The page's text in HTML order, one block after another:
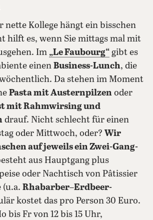
nette Kollege hängt ein bisschen
hilft es, wenn Sie mittags mal mit
Im „Le Faubourg“ gibt es
einen Business-Lunch, die
Da stehen im Moment
Pasta mit Austernpilzen oder
mit Rahmwirsing und
drauf. Nicht schlecht für einen
oder Mittwoch, oder? Wir
auf jeweils ein Zwei-Gang-
aus Hauptgang plus
oder Nachtisch von Pâtissier
(u.a. Rhabarber–Erdbeer-
kostet das pro Person 30 Euro.
bis Fr von 12 bis 15 Uhr,